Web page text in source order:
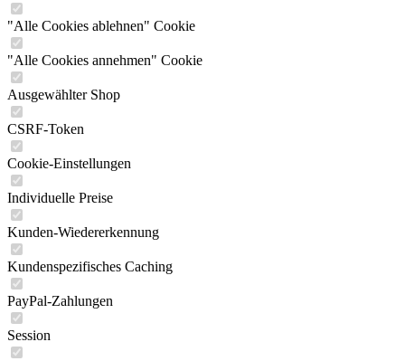
"Alle Cookies ablehnen" Cookie
"Alle Cookies annehmen" Cookie
Ausgewählter Shop
CSRF-Token
Cookie-Einstellungen
Individuelle Preise
Kunden-Wiedererkennung
Kundenspezifisches Caching
PayPal-Zahlungen
Session